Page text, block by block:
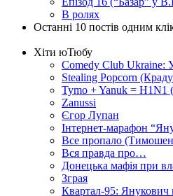
В ролях
Останні 10 постів одним
Хіти юТюбу
Comedy Club Ukraine:
Stealing Popcorn
Tymo + Yanuk = H1N1
Zanussi
Єгор Лупан
Інтернет-марафон
Все пропало
Вся правда про…
Донецька мафія при
Зграя
Квартал-95: Янукович